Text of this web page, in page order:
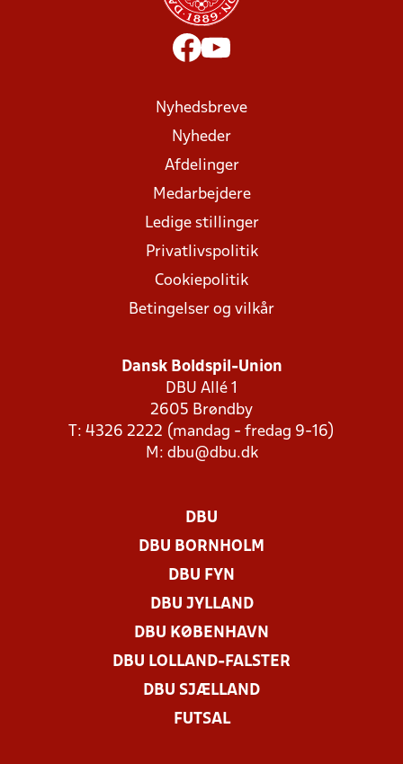
Nyhedsbreve
Nyheder
Afdelinger
Medarbejdere
Ledige stillinger
Privatlivspolitik
Cookiepolitik
Betingelser og vilkår
Dansk Boldspil-Union
DBU Allé 1
2605 Brøndby
T: 4326 2222 (mandag - fredag 9-16)
M: dbu@dbu.dk
DBU
DBU BORNHOLM
DBU FYN
DBU JYLLAND
DBU KØBENHAVN
DBU LOLLAND-FALSTER
DBU SJÆLLAND
FUTSAL